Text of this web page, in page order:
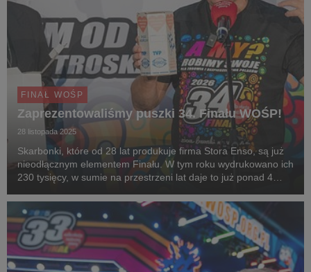
FINAŁ WOŚP
Zaprezentowaliśmy puszki 34. Finału WOŚP!
28 listopada 2025
Skarbonki, które od 28 lat produkuje firma Stora Enso, są już
nieodłącznym elementem Finału. W tym roku wydrukowano ich
230 tysięcy, w sumie na przestrzeni lat daje to już ponad 4